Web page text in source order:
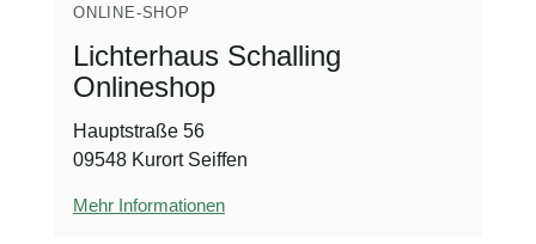
ONLINE-SHOP
Lichterhaus Schalling
Onlineshop
Hauptstraße 56
09548 Kurort Seiffen
Mehr Informationen